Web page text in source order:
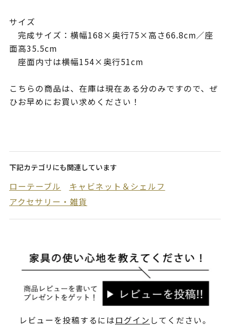
サイズ
完成サイズ：横幅168×奥行75×高さ66.8cm／座
面高35.5cm
座面内寸は横幅154×奥行51cm
こちらの商品は、在庫は現在ある分のみですので、ぜ
ひお早めにお買い求めください！
下記カテゴリにも関連しています
ローテーブル
キャビネット＆シェルフ
アクセサリー・雑貨
レビューを投稿するにはログイン してください。